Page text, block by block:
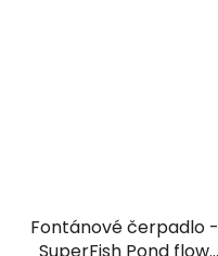
Fontánové čerpadlo -
SuperFish Pond flow